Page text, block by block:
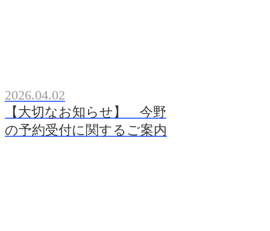
2026.04.02
【大切なお知らせ】 今野
の予約受付に関するご案内